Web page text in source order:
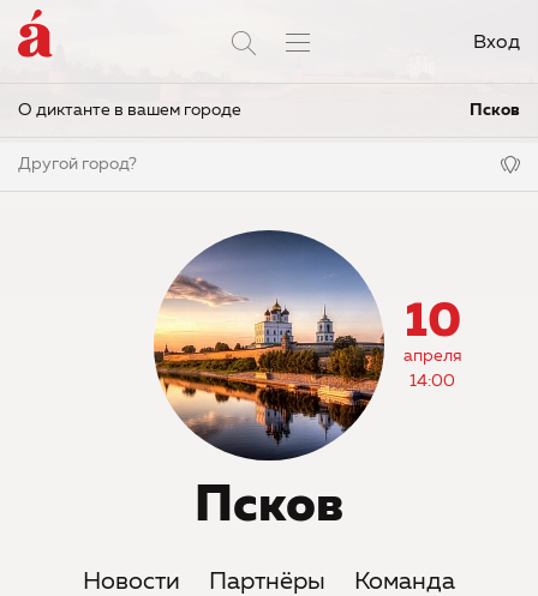
Вход
О диктанте в вашем городе Псков
Другой город?
10
апреля
14:00
Псков
Новости Партнёры Команда